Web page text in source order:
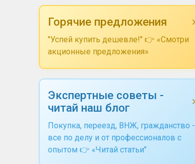
Горячие предложения
"Успей купить дешевле!" 👉 «Смотри
акционные предложения»
Экспертные советы -
читай наш блог
Покупка, переезд, ВНЖ, гражданство -
все по делу и от профессионалов с
опытом 👉 «Читай статьи"